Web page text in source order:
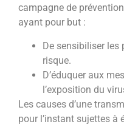
campagne de
ayant pour but :
De sensibiliser
risque.
D’éduquer aux
l’exposition du
Les causes d’une
pour l’instant sujettes à